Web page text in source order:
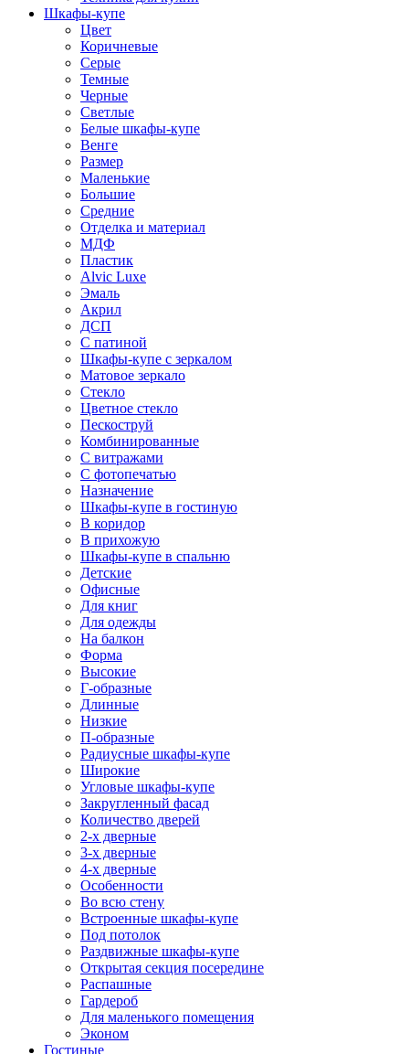
Шкафы-купе
Цвет
Коричневые
Серые
Темные
Черные
Светлые
Белые шкафы-купе
Венге
Размер
Маленькие
Большие
Средние
Отделка и материал
МДФ
Пластик
Alvic Luxe
Эмаль
Акрил
ДСП
С патиной
Шкафы-купе с зеркалом
Матовое зеркало
Стекло
Цветное стекло
Пескоструй
Комбинированные
С витражами
С фотопечатью
Назначение
Шкафы-купе в гостиную
В коридор
В прихожую
Шкафы-купе в спальню
Детские
Офисные
Для книг
Для одежды
На балкон
Форма
Высокие
Г-образные
Длинные
Низкие
П-образные
Радиусные шкафы-купе
Широкие
Угловые шкафы-купе
Закругленный фасад
Количество дверей
2-х дверные
3-х дверные
4-х дверные
Особенности
Во всю стену
Встроенные шкафы-купе
Под потолок
Раздвижные шкафы-купе
Открытая секция посередине
Распашные
Гардероб
Для маленького помещения
Эконом
Гостиные